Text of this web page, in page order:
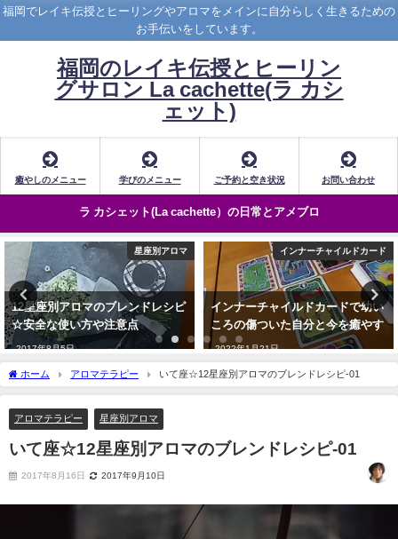
福岡でレイキ伝授とヒーリングやアロマをメインに自分らしく生きるための
お手伝いをしています。
福岡のレイキ伝授とヒーリン
グサロン La cachette(ラ カシ
ェット)
癒やしのメニュー 学びのメニュー ご予約と空き状況 お問い合わせ
ラ カシェット(La cachette）の日常とアメブロ
インナーチャイルドカード
インナーチャイルドカードで幼い
ころの傷ついた自分と今を癒やす
2022年1月21日
レイキヒーリング
レイキ・アチューンメント(伝授)
の受講料や特徴メリットについて
2025年5月25日
ホーム アロマテラピー いて座☆12星座別アロマのブレンドレシピ-01
アロマテラピー 星座別アロマ
いて座☆12星座別アロマのブレンドレシピ-01
2017年8月16日 2017年9月10日